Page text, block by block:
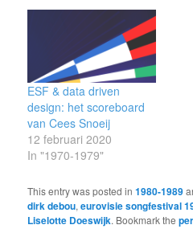
ESF & data driven
design: het scoreboard
van Cees Snoeij
12 februari 2020
In "1970-1979"
This entry was posted in1980-1989
dirk debou,eurovisie songfestival
Liselotte Doeswijk. Bookmark the